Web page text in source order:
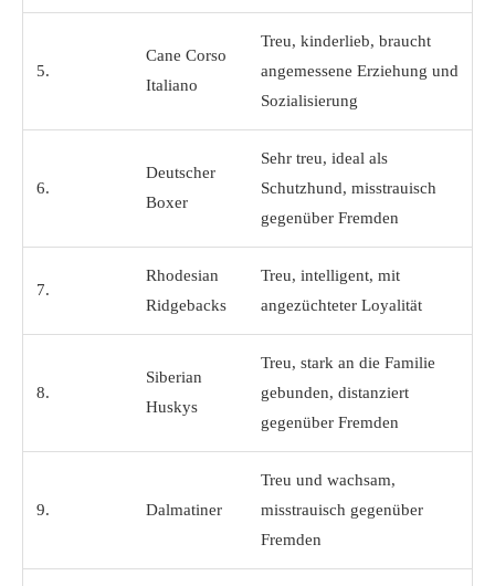
5.
Cane Corso
Italiano
Treu, kinderlieb, braucht
angemessene Erziehung und
Sozialisierung
6.
Deutscher
Boxer
Sehr treu, ideal als
Schutzhund, misstrauisch
gegenüber Fremden
7.
Rhodesian
Ridgebacks
Treu, intelligent, mit
angezüchteter Loyalität
8.
Siberian
Huskys
Treu, stark an die Familie
gebunden, distanziert
gegenüber Fremden
9. Dalmatiner
Treu und wachsam,
misstrauisch gegenüber
Fremden